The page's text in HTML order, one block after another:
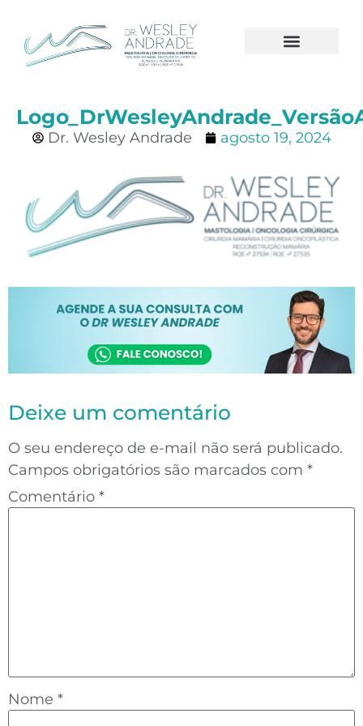
Dr. Wesley Andrade agosto 19, 2024
Deixe um comentário
O seu endereço de e-mail não será publicado.
Campos obrigatórios são marcados com *
Comentário *
Nome *